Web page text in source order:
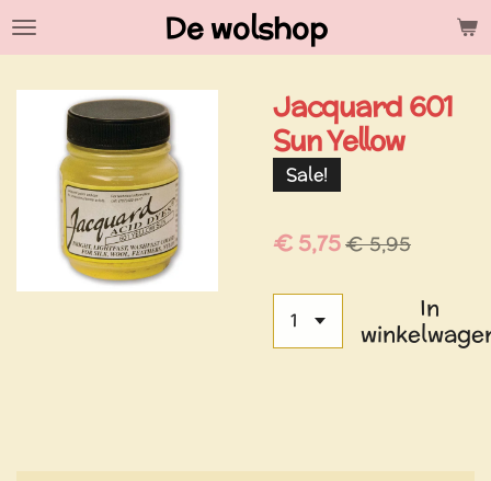
Ga
hoofdinhoud
De wolshop
Jacquard 601
Sun Yellow
Sale!
€ 5,75€ 5,95
In